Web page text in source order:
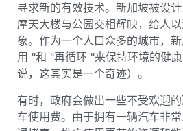
寻求新的有效技术。新加坡被设
摩天大楼与公园交相辉映，给人
象。作为一个人口众多的城市，
用 "和 "再循环 "来保持环境的健
说，这其实是一个奇迹）。
有时，政府会做出一些不受欢迎
车使用费。由于拥有一辆汽车非